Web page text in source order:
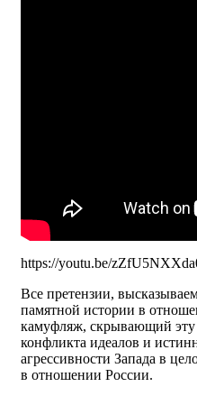
https://youtu.be/
Все претензии,
памятной истории в
камуфляж, скрывающий эту
конфликта идеалов и
агрессивности Запада в
в отношении России.